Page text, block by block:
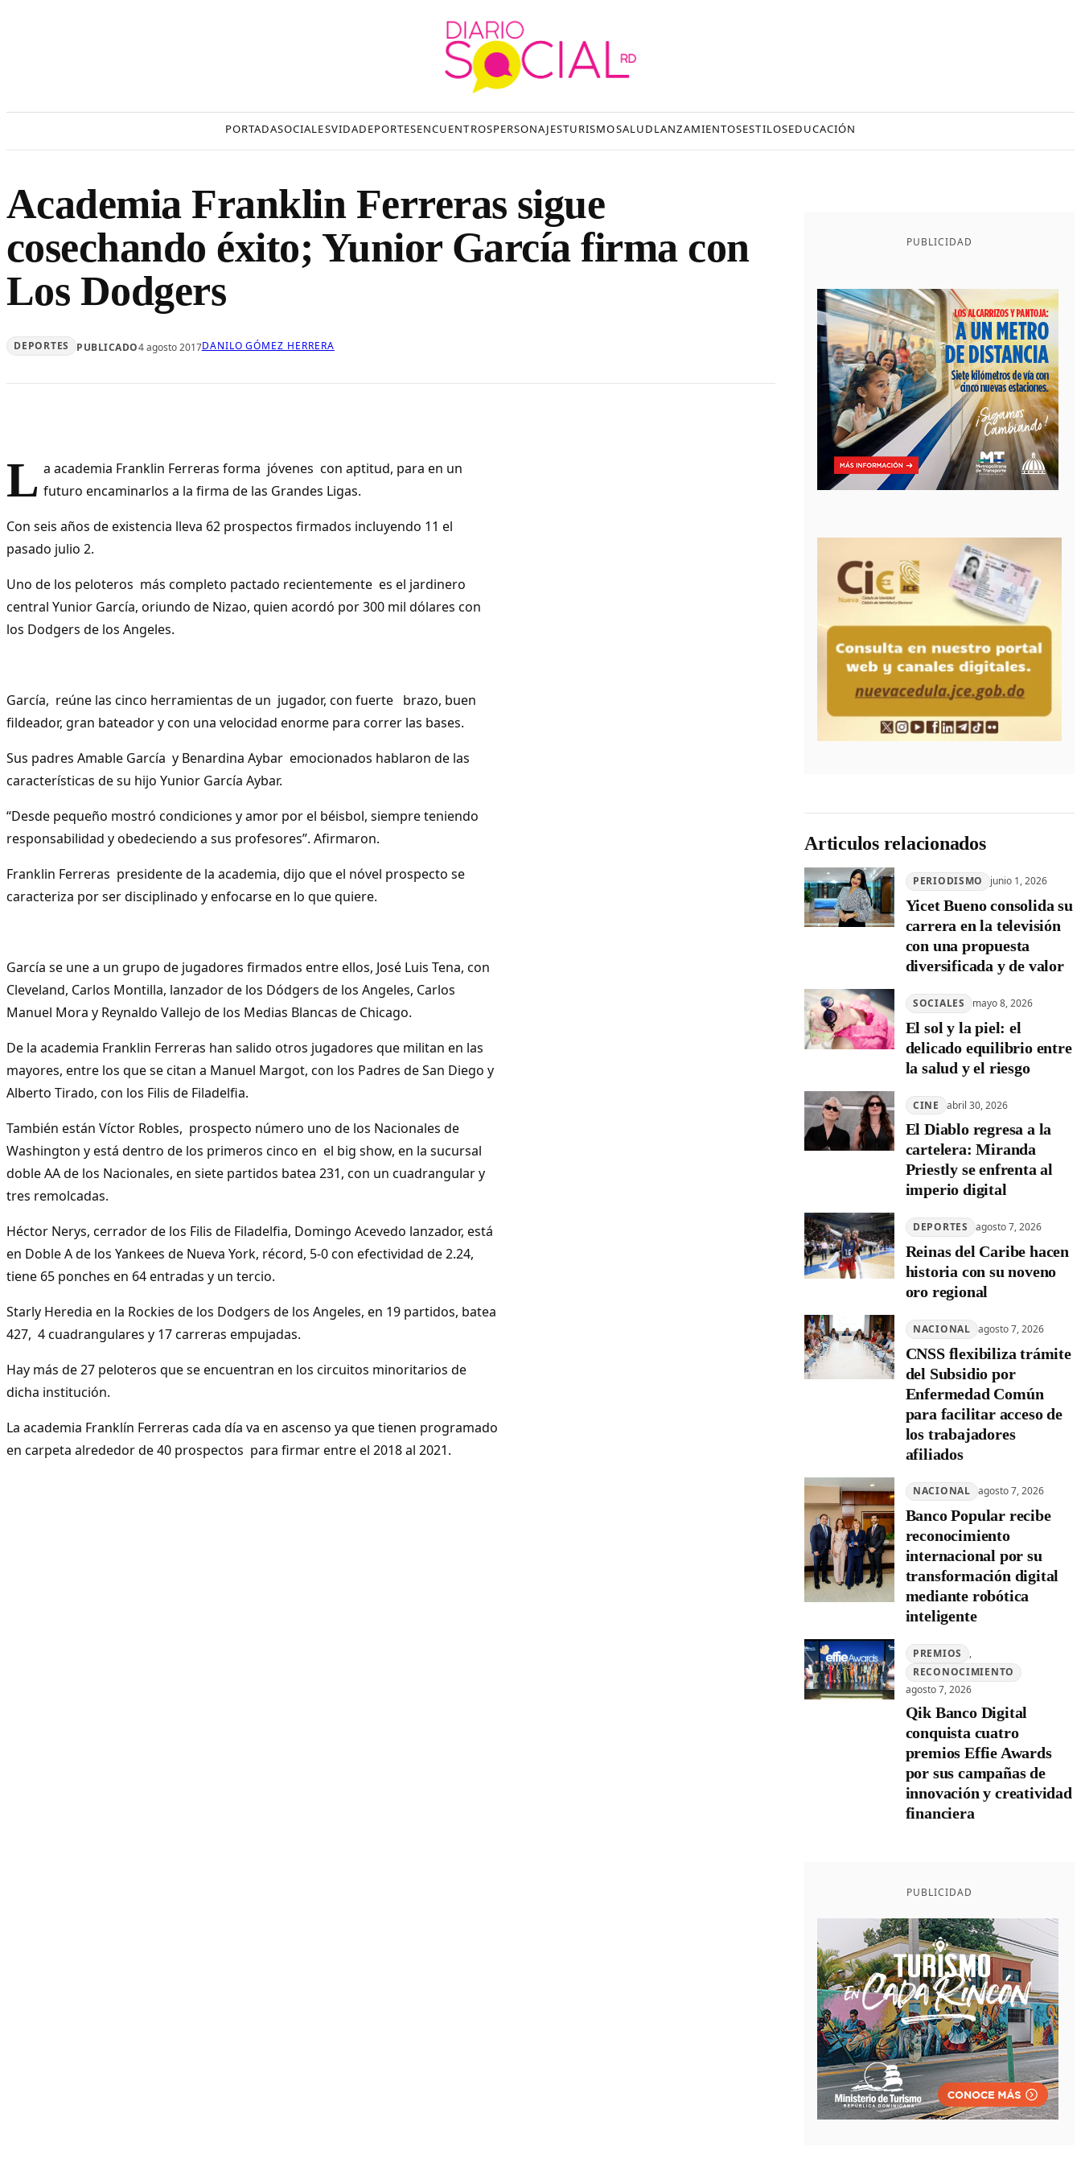
PORTADASOCIALESVIDADEPORTESENCUENTROSPERSONAJESTURISMOSALUDLANZAMIENTOSESTILOSEDUCACIÓN
Academia Franklin Ferreras sigue
cosechando éxito; Yunior García firma con
Los Dodgers
DEPORTES PUBLICADO4 agosto 2017DANILO GÓMEZ HERRERA
L a academia Franklin Ferreras forma jóvenes con aptitud, para en un
futuro encaminarlos a la firma de las Grandes Ligas.
Con seis años de existencia lleva 62 prospectos firmados incluyendo 11 el
pasado julio 2.
Uno de los peloteros más completo pactado recientemente es el jardinero
central Yunior García, oriundo de Nizao, quien acordó por 300 mil dólares con
los Dodgers de los Angeles.
García, reúne las cinco herramientas de un jugador, con fuerte brazo, buen
fildeador, gran bateador y con una velocidad enorme para correr las bases.
Sus padres Amable García y Benardina Aybar emocionados hablaron de las
características de su hijo Yunior García Aybar.
“Desde pequeño mostró condiciones y amor por el béisbol, siempre teniendo
responsabilidad y obedeciendo a sus profesores”. Afirmaron.
Franklin Ferreras presidente de la academia, dijo que el nóvel prospecto se
caracteriza por ser disciplinado y enfocarse en lo que quiere.
García se une a un grupo de jugadores firmados entre ellos, José Luis Tena, con
Cleveland, Carlos Montilla, lanzador de los Dódgers de los Angeles, Carlos
Manuel Mora y Reynaldo Vallejo de los Medias Blancas de Chicago.
De la academia Franklin Ferreras han salido otros jugadores que militan en las
mayores, entre los que se citan a Manuel Margot, con los Padres de San Diego y
Alberto Tirado, con los Filis de Filadelfia.
También están Víctor Robles, prospecto número uno de los Nacionales de
Washington y está dentro de los primeros cinco en el big show, en la sucursal
doble AA de los Nacionales, en siete partidos batea 231, con un cuadrangular y
tres remolcadas.
Héctor Nerys, cerrador de los Filis de Filadelfia, Domingo Acevedo lanzador, está
en Doble A de los Yankees de Nueva York, récord, 5-0 con efectividad de 2.24,
tiene 65 ponches en 64 entradas y un tercio.
Starly Heredia en la Rockies de los Dodgers de los Angeles, en 19 partidos, batea
427, 4 cuadrangulares y 17 carreras empujadas.
Hay más de 27 peloteros que se encuentran en los circuitos minoritarios de
dicha institución.
La academia Franklín Ferreras cada día va en ascenso ya que tienen programado
en carpeta alrededor de 40 prospectos para firmar entre el 2018 al 2021.
PUBLICIDAD
Articulos relacionados
PERIODISMO junio 1, 2026
Yicet Bueno consolida su
carrera en la televisión
con una propuesta
diversificada y de valor
SOCIALES mayo 8, 2026
El sol y la piel: el
delicado equilibrio entre
la salud y el riesgo
CINE abril 30, 2026
El Diablo regresa a la
cartelera: Miranda
Priestly se enfrenta al
imperio digital
DEPORTES agosto 7, 2026
Reinas del Caribe hacen
historia con su noveno
oro regional
NACIONAL agosto 7, 2026
CNSS flexibiliza trámite
del Subsidio por
Enfermedad Común
para facilitar acceso de
los trabajadores
afiliados
NACIONAL agosto 7, 2026
Banco Popular recibe
reconocimiento
internacional por su
transformación digital
mediante robótica
inteligente
PREMIOS
,
RECONOCIMIENTO
agosto 7, 2026
Qik Banco Digital
conquista cuatro
premios Effie Awards
por sus campañas de
innovación y creatividad
financiera
PUBLICIDAD